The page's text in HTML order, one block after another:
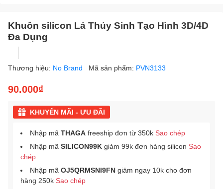
Khuôn silicon Lá Thủy Sinh Tạo Hình 3D/4D
Đa Dụng
Thương hiệu: No Brand Mã sản phẩm: PVN3133
90.000₫
KHUYẾN MÃI - ƯU ĐÃI
Nhập mã THAGA freeship đơn từ 350k Sao chép
Nhập mã SILICON99K giảm 99k đơn hàng silicon Sao
chép
Nhập mã OJ5QRMSNI9FN giảm ngay 10k cho đơn
hàng 250k Sao chép